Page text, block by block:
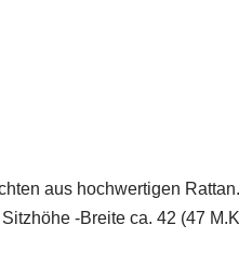
aus hochwertigen
-Breite ca. 42 (47